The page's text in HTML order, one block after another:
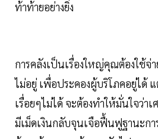
ท้าท้ายอย่างยิ่ง
การคลังเป็นเรื่องใหญ่คุณต้องใช้จ่
ไม่อยู่ เพื่อประคองผู้บริโภคอยู่ได้
เรื่อยๆไม่ได้ จะต้องทำให้มั่นใจว่า
มีเม็ดเงินกลับจุนเจือฟื้นฟูฐานะกา